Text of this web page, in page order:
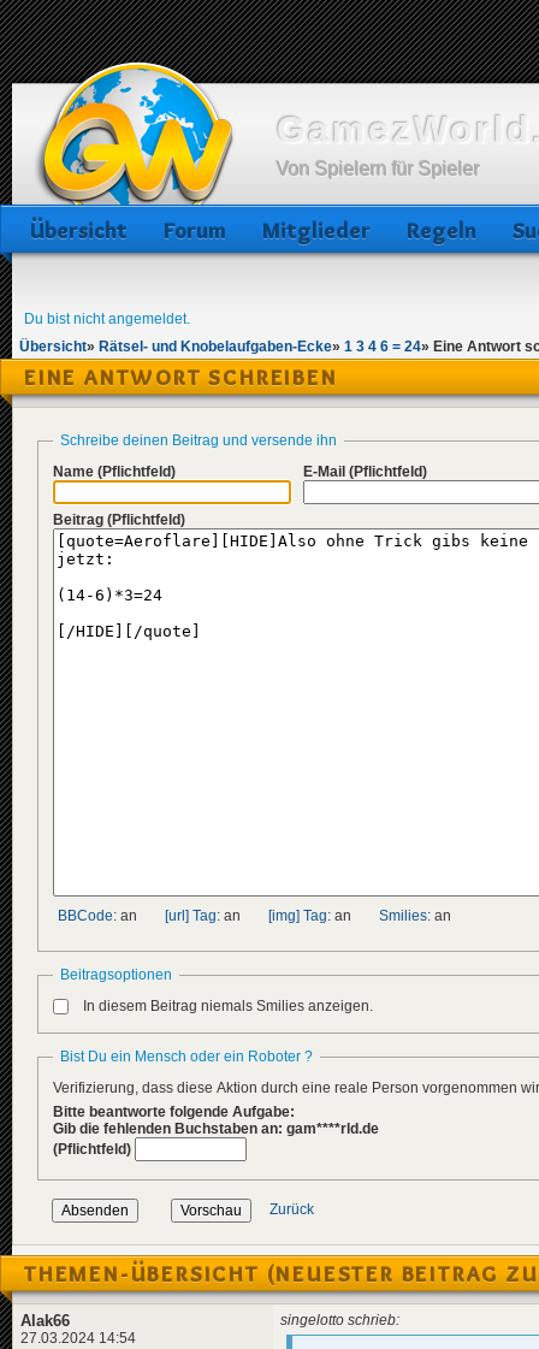
Von Spielern für Spieler
Übersicht Forum Mitglieder Regeln
Du bist nicht angemeldet.
Übersicht» Rätsel- und Knobelaufgaben-Ecke» 1 3 4 6 = 24» Eine Antwort
EINE ANTWORT SCHREIBEN
Schreibe deinen Beitrag und versende ihn
Name (Pflichtfeld) E-Mail (Pflichtfeld)
Beitrag (Pflichtfeld)
BBCode: an [url] Tag: an [img] Tag: an Smilies: an
Beitragsoptionen
In diesem Beitrag niemals Smilies anzeigen.
Bist Du ein Mensch oder ein Roboter ?
Verifizierung, dass diese Aktion durch eine reale Person vorgenommen
Bitte beantworte folgende Aufgabe:
Gib die fehlenden Buchstaben an: gam****rld.de
(Pflichtfeld)
Zurück
THEMEN-ÜBERSICHT (NEUESTER BEITRAG
Alak66
27.03.2024 14:54
singelotto schrieb: